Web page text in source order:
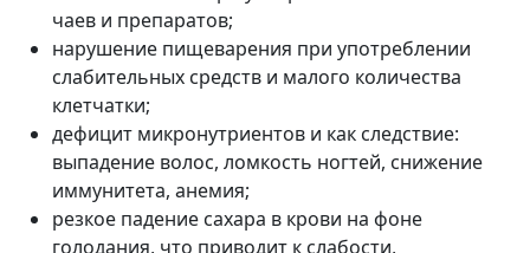
чаев и препаратов;
нарушение пищеварения при употреблении
слабительных средств и малого количества
клетчатки;
дефицит микронутриентов и как следствие:
выпадение волос, ломкость ногтей, снижение
иммунитета, анемия;
резкое падение сахара в крови на фоне
голодания, что приводит к слабости,